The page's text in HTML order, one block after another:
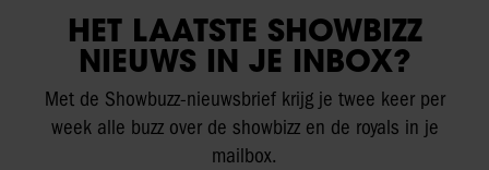
HET LAATSTE SHOWBIZZ
NIEUWS IN JE INBOX?
Met de Showbuzz-nieuwsbrief krijg je twee keer per
week alle buzz over de showbizz en de royals in je
mailbox.